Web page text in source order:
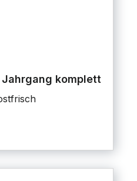
Jahrgang komplett